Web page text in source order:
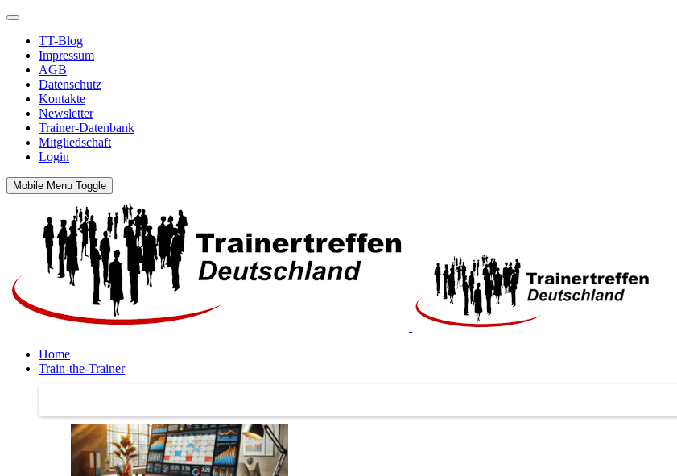
TT-Blog
Impressum
AGB
Datenschutz
Kontakte
Newsletter
Trainer-Datenbank
Mitgliedschaft
Login
Mobile Menu Toggle
Home
Train-the-Trainer